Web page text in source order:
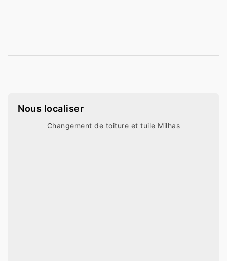
Nous localiser
Changement de toiture et tuile Milhas